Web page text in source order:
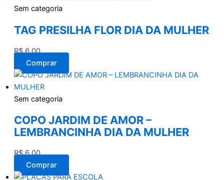
Sem categoria
TAG PRESILHA FLOR DIA DA MULHER
R$6,00
Comprar
Sem categoria
COPO JARDIM DE AMOR –
LEMBRANCINHA DIA DA MULHER
R$6,00
Comprar